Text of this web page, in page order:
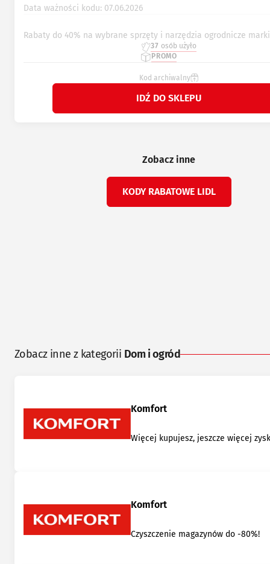
Data ważności kodu: 07.06.2026
37 osób użyło
PROMO
Kod archiwalny
IDŹ DO SKLEPU
Rabaty do 40% na wybrane sprzęty i narzędzia ogrodnicze marki
Zobacz inne
KODY RABATOWE LIDL
Zobacz inne z kategorii Dom i ogród
Komfort
Więcej kupujesz, jeszcze więcej
Komfort
Czyszczenie magazynów do -80%!